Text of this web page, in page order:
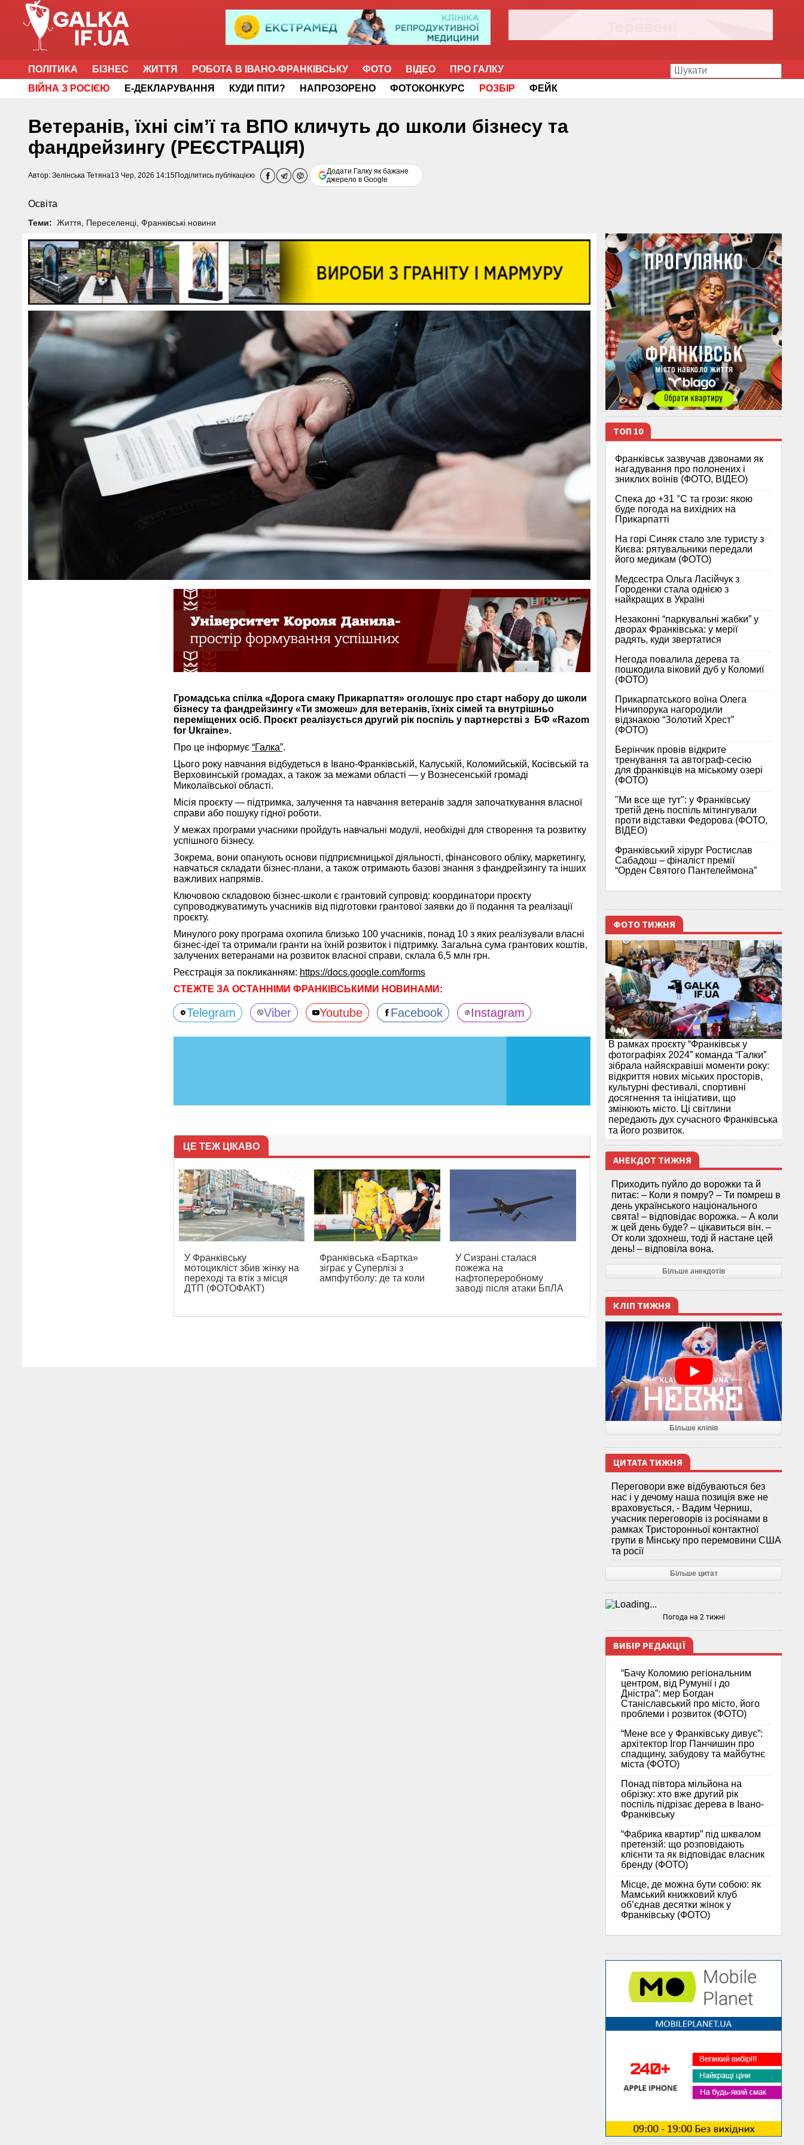
ПОЛІТИКА БІЗНЕС ЖИТТЯ РОБОТА В ІВАНО-ФРАНКІВСЬКУ ФОТО ВІДЕО
ПРО ГАЛКУ
ВІЙНА З РОСІЄЮ
Е-ДЕКЛАРУВАННЯ КУДИ ПІТИ? НАПРОЗОРЕНО ФОТОКОНКУРС РОЗБІР ФЕЙК
Ветеранів, їхні сімʼї та ВПО кличуть до школи бізнесу та
фандрейзингу (РЕЄСТРАЦІЯ)
Автор: Зелінська Тетяна13 Чер, 2026 14:15Поділитись публікацією
Додати Галку як бажане
джерело в Google
Освіта
Теми: Життя Переселенці, Франківські новини
Громадська спілка «Дорога смаку Прикарпаття» оголошує про старт набору до школи
бізнесу та фандрейзингу «Ти зможеш» для ветеранів, їхніх сімей та внутрішньо
переміщених осіб. Проєкт реалізується другий рік поспіль у партнерстві з БФ «Razom
for Ukraine».
Про це інформує “Галка”.
Цього року навчання відбудеться в Івано-Франківській, Калуській, Коломийській, Косівській та
Верховинській громадах, а також за межами області — у Вознесенській громаді
Миколаївської області.
Місія проєкту — підтримка, залучення та навчання ветеранів задля започаткування власної
справи або пошуку гідної роботи.
У межах програми учасники пройдуть навчальні модулі, необхідні для створення та розвитку
успішного бізнесу.
Зокрема, вони опанують основи підприємницької діяльності, фінансового обліку, маркетингу,
навчаться складати бізнес-плани, а також отримають базові знання з фандрейзингу та інших
важливих напрямів.
Ключовою складовою бізнес-школи є грантовий супровід: координатори проєкту
супроводжуватимуть учасників від підготовки грантової заявки до її подання та реалізації
проєкту.
Минулого року програма охопила близько 100 учасників, понад 10 з яких реалізували власні
бізнес-ідеї та отримали гранти на їхній розвиток і підтримку. Загальна сума грантових коштів,
залучених ветеранами на розвиток власної справи, склала 6,5 млн грн.
Реєстрація за покликанням: https://docs.google.com/forms
СТЕЖТЕ ЗА ОСТАННІМИ ФРАНКІВСЬКИМИ НОВИНАМИ:
Telegram Viber Youtube Facebook Instagram
ЦЕ ТЕЖ ЦІКАВО
У Франківську
мотоцикліст збив жінку на
переході та втік з місця
ДТП (ФОТОФАКТ)
Франківська «Бартка»
зіграє у Суперлізі з
ампфутболу: де та коли
У Сизрані сталася
пожежа на
нафтопереробному
заводі після атаки БпЛА
ТОП 10
Франківськ зазвучав дзвонами як
нагадування про полонених і
зниклих воїнів (ФОТО, ВІДЕО)
Спека до +31 °C та грози: якою
буде погода на вихідних на
Прикарпатті
На горі Синяк стало зле туристу з
Києва: рятувальники передали
його медикам (ФОТО)
Медсестра Ольга Ласійчук з
Городенки стала однією з
найкращих в Україні
Незаконні “паркувальні жабки” у
дворах Франківська: у мерії
радять, куди звертатися
Негода повалила дерева та
пошкодила віковий дуб у Коломиї
(ФОТО)
Прикарпатського воїна Олега
Ничипорука нагородили
відзнакою “Золотий Хрест”
(ФОТО)
Берінчик провів відкрите
тренування та автограф-сесію
для франківців на міському озері
(ФОТО)
"Ми все ще тут": у Франківську
третій день поспіль мітингували
проти відставки Федорова (ФОТО,
ВІДЕО)
Франківський хірург Ростислав
Сабадош – фіналіст премії
“Орден Святого Пантелеймона”
ФОТО ТИЖНЯ
В рамках проєкту “Франківськ у
фотографіях 2024” команда “Галки”
зібрала найяскравіші моменти року:
відкриття нових міських просторів,
культурні фестивалі, спортивні
досягнення та ініціативи, що
змінюють місто. Ці світлини
передають дух сучасного Франківська
та його розвиток.
АНЕКДОТ ТИЖНЯ
Приходить пуйло до ворожки та й
питає: – Коли я помру? – Ти помреш в
день українського національного
свята! – відповідає ворожка. – А коли
ж цей день буде? – цікавиться він. –
От коли здохнеш, тоді й настане цей
день! – відповіла вона.
Більше анекдотів
КЛІП ТИЖНЯ
Більше кліпів
ЦИТАТА ТИЖНЯ
Переговори вже відбуваються без
нас і у дечому наша позиція вже не
враховується, - Вадим Черниш,
учасник переговорів із росіянами в
рамках Тристоронньої контактної
групи в Мінську про перемовини США
та росії
Більше цитат
Погода на 2 тижні
ВИБІР РЕДАКЦІЇ
“Бачу Коломию регіональним
центром, від Румунії і до
Дністра”: мер Богдан
Станіславський про місто, його
проблеми і розвиток (ФОТО)
“Мене все у Франківську дивує”:
архітектор Ігор Панчишин про
спадщину, забудову та майбутнє
міста (ФОТО)
Понад півтора мільйона на
обрізку: хто вже другий рік
поспіль підрізає дерева в Івано-
Франківську
“Фабрика квартир” під шквалом
претензій: що розповідають
клієнти та як відповідає власник
бренду (ФОТО)
Місце, де можна бути собою: як
Мамський книжковий клуб
об’єднав десятки жінок у
Франківську (ФОТО)